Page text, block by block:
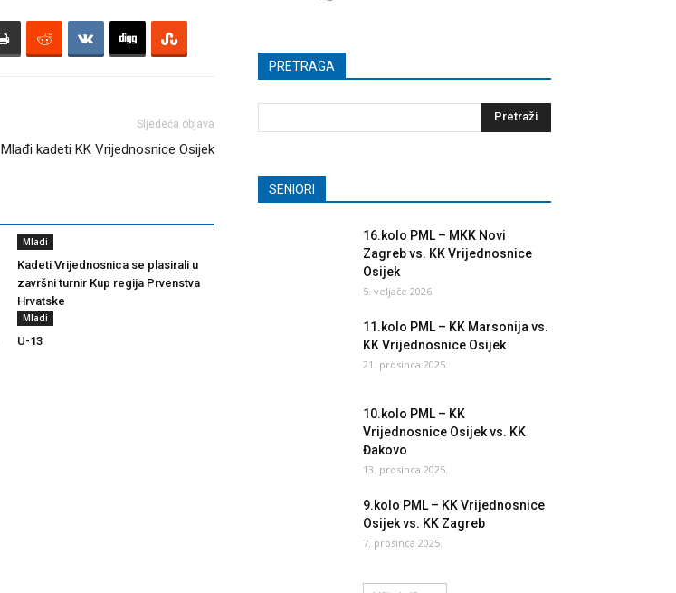
Sljedeća objava
Mlađi kadeti KK Vrijednosnice Osijek
Mladi
Kadeti Vrijednosnica se plasirali u
završni turnir Kup regija Prvenstva
Hrvatske
Mladi
U-13
PRETRAGA
SENIORI
16.kolo PML – MKK Novi
Zagreb vs. KK Vrijednosnice
Osijek
5. veljače 2026.
11.kolo PML – KK Marsonija vs.
KK Vrijednosnice Osijek
21. prosinca 2025.
10.kolo PML – KK
Vrijednosnice Osijek vs. KK
Đakovo
13. prosinca 2025.
9.kolo PML – KK Vrijednosnice
Osijek vs. KK Zagreb
7. prosinca 2025.